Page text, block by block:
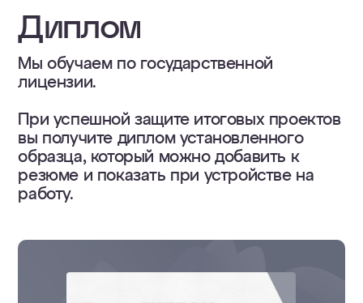
Диплом
Мы обучаем по государственной
лицензии.
При успешной защите итоговых проектов
вы получите диплом установленного
образца, который можно добавить к
резюме и показать при устройстве на
работу.